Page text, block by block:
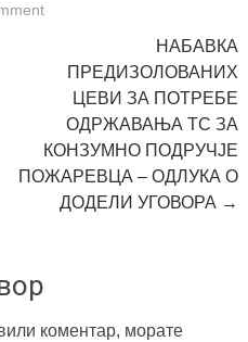
НАБАВКА
ПРЕДИЗОЛОВАНИХ
ЦЕВИ ЗА ПОТРЕБЕ
ОДРЖАВАЊА ТС ЗА
КОНЗУМНО ПОДРУЧЈЕ
ПОЖАРЕВЦА – ОДЛУКА О
ДОДЕЛИ УГОВОРА →
коментар, морате